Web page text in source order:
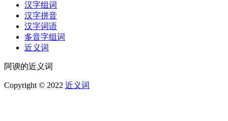
汉字组词
汉字拼音
汉字词语
多音字组词
近义词
阿谀的近义词
Copyright © 2022 近义词